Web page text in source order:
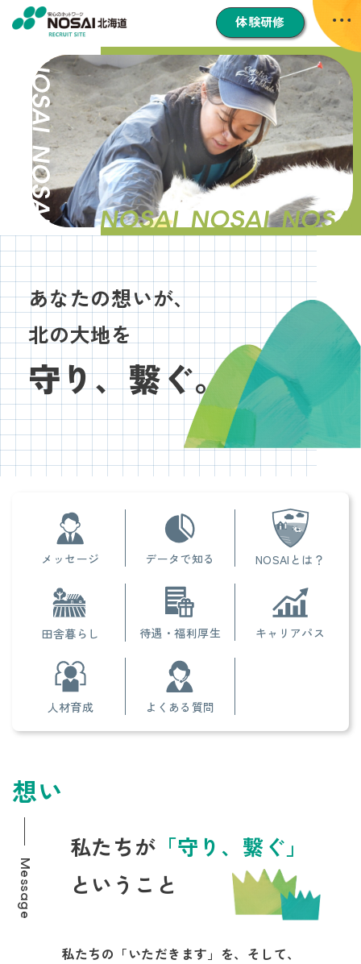
体験研修
あなたの想いが、
北の大地を
守り、繋ぐ。
メッセージ データで知る NOSAIとは？
田舎暮らし 待遇・福利厚生 キャリアパス
人材育成 よくある質問
想い
Message
私たちが 「守り、繋ぐ」
ということ
私たちの「いただきます」を、そして、